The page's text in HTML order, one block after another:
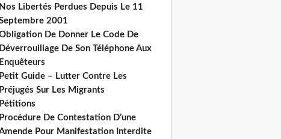
Nos Libertés Perdues Depuis Le 11
2001
De Donner Le Code De
Déverrouillage De Son Téléphone Aux
Enquêteurs
Petit Guide – Lutter Contre Les
Préjugés Sur Les Migrants
Pétitions
Procédure De Contestation D’une
Pour Manifestation Interdite